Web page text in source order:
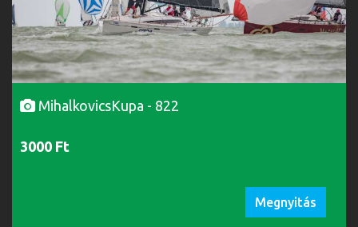
MihalkovicsKupa - 822
3000 Ft
Megnyitás